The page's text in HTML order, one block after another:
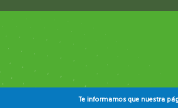
Te informamos que nuestra